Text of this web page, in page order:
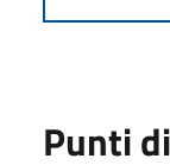
Punti